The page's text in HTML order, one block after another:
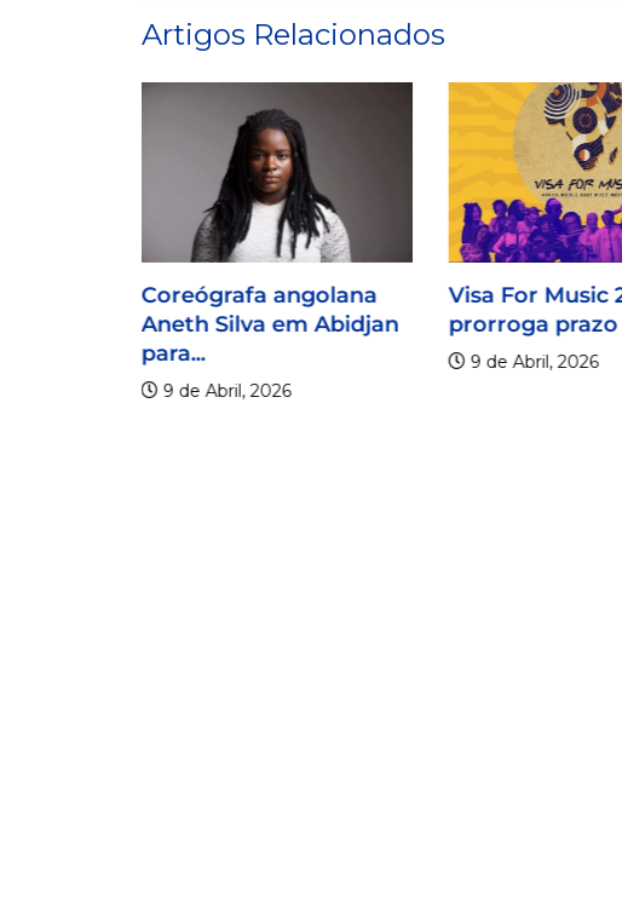
Artigos Relacionados
Coreógrafa angolana
Aneth Silva em Abidjan
para...
9 de Abril, 2026
Visa For Music
prorroga prazo
9 de Abril, 2026